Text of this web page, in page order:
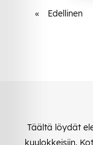
« Edellinen
Täältä löydät
kuulokkeisiin.